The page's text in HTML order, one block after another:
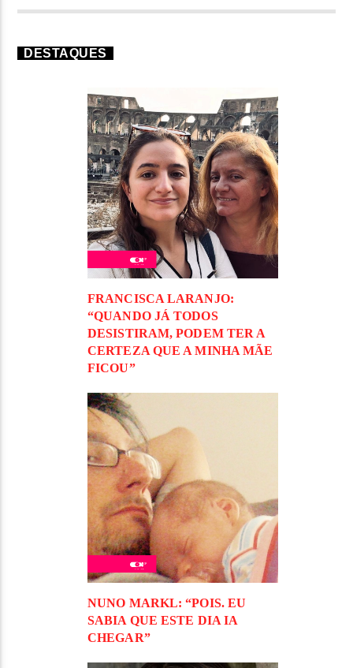
DESTAQUES
FRANCISCA LARANJO:
“QUANDO JÁ TODOS
DESISTIRAM, PODEM TER A
CERTEZA QUE A MINHA MÃE
FICOU”
NUNO MARKL: “POIS. EU
SABIA QUE ESTE DIA IA
CHEGAR”